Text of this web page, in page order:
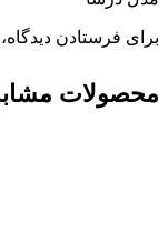
برای فرستادن دیدگاه،
محصولات